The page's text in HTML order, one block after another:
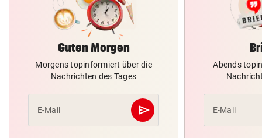
Guten Morgen
Morgens topinformiert über die
Nachrichten des Tages
E-Mail send
Abschicken
Abends
E-Mail